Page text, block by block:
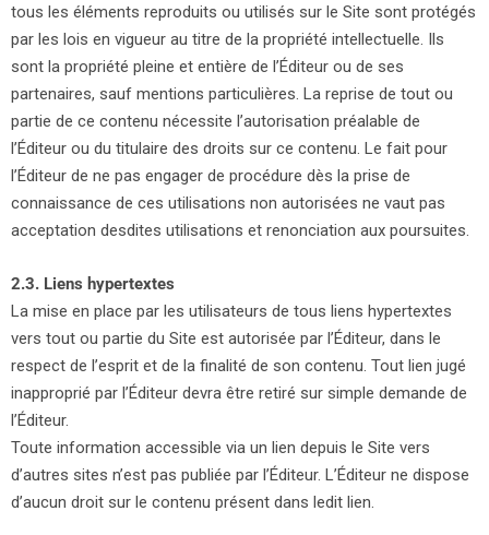
tous les éléments reproduits ou utilisés sur le Site sont protégés
par les lois en vigueur au titre de la propriété intellectuelle. Ils
sont la propriété pleine et entière de l’Éditeur ou de ses
partenaires, sauf mentions particulières. La reprise de tout ou
partie de ce contenu nécessite l’autorisation préalable de
l’Éditeur ou du titulaire des droits sur ce contenu. Le fait pour
l’Éditeur de ne pas engager de procédure dès la prise de
connaissance de ces utilisations non autorisées ne vaut pas
acceptation desdites utilisations et renonciation aux poursuites.
2.3. Liens hypertextes
La mise en place par les utilisateurs de tous liens hypertextes
vers tout ou partie du Site est autorisée par l’Éditeur, dans le
respect de l’esprit et de la finalité de son contenu. Tout lien jugé
inapproprié par l’Éditeur devra être retiré sur simple demande de
l’Éditeur.
Toute information accessible via un lien depuis le Site vers
d’autres sites n’est pas publiée par l’Éditeur. L’Éditeur ne dispose
d’aucun droit sur le contenu présent dans ledit lien.